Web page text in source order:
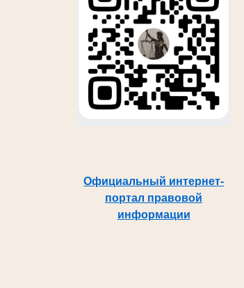
Официальный интернет-
портал правовой
информации